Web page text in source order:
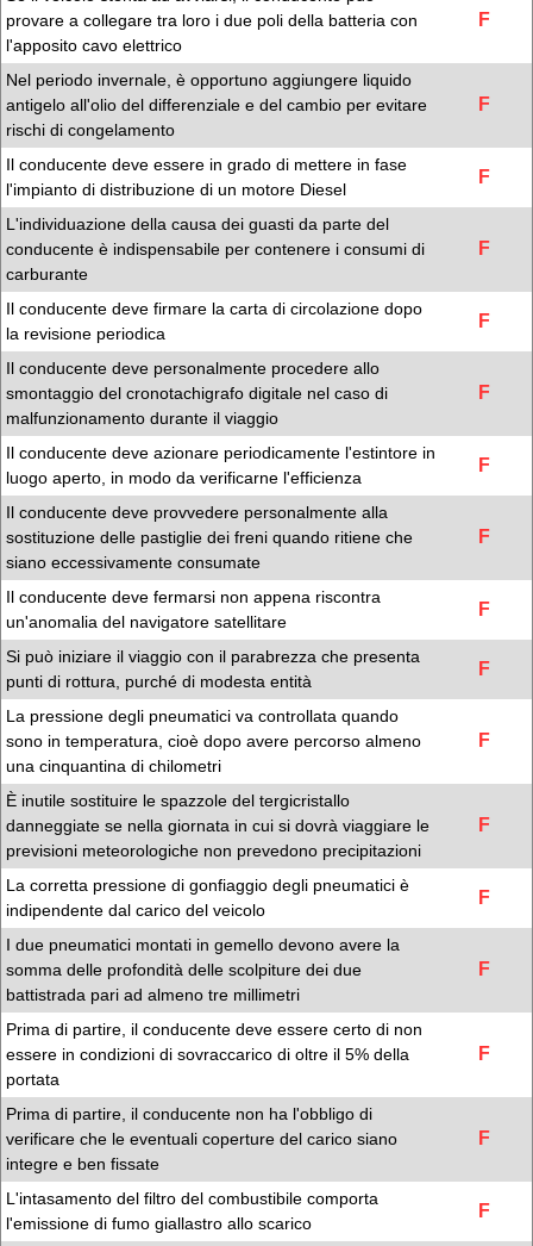
provare a collegare tra loro i due poli della batteria con
l'apposito cavo elettrico
F
Nel periodo invernale, è opportuno aggiungere liquido
antigelo all'olio del differenziale e del cambio per evitare
rischi di congelamento
F
Il conducente deve essere in grado di mettere in fase
l'impianto di distribuzione di un motore Diesel
F
L'individuazione della causa dei guasti da parte del
conducente è indispensabile per contenere i consumi di
carburante
F
Il conducente deve firmare la carta di circolazione dopo
la revisione periodica
F
Il conducente deve personalmente procedere allo
smontaggio del cronotachigrafo digitale nel caso di
malfunzionamento durante il viaggio
F
Il conducente deve azionare periodicamente l'estintore in
luogo aperto, in modo da verificarne l'efficienza
F
Il conducente deve provvedere personalmente alla
sostituzione delle pastiglie dei freni quando ritiene che
siano eccessivamente consumate
F
Il conducente deve fermarsi non appena riscontra
un'anomalia del navigatore satellitare
F
Si può iniziare il viaggio con il parabrezza che presenta
punti di rottura, purché di modesta entità
F
La pressione degli pneumatici va controllata quando
sono in temperatura, cioè dopo avere percorso almeno
una cinquantina di chilometri
F
È inutile sostituire le spazzole del tergicristallo
danneggiate se nella giornata in cui si dovrà viaggiare le
previsioni meteorologiche non prevedono precipitazioni
F
La corretta pressione di gonfiaggio degli pneumatici è
indipendente dal carico del veicolo
F
I due pneumatici montati in gemello devono avere la
somma delle profondità delle scolpiture dei due
battistrada pari ad almeno tre millimetri
F
Prima di partire, il conducente deve essere certo di non
essere in condizioni di sovraccarico di oltre il 5% della
portata
F
Prima di partire, il conducente non ha l'obbligo di
verificare che le eventuali coperture del carico siano
integre e ben fissate
F
L'intasamento del filtro del combustibile comporta
l'emissione di fumo giallastro allo scarico
F